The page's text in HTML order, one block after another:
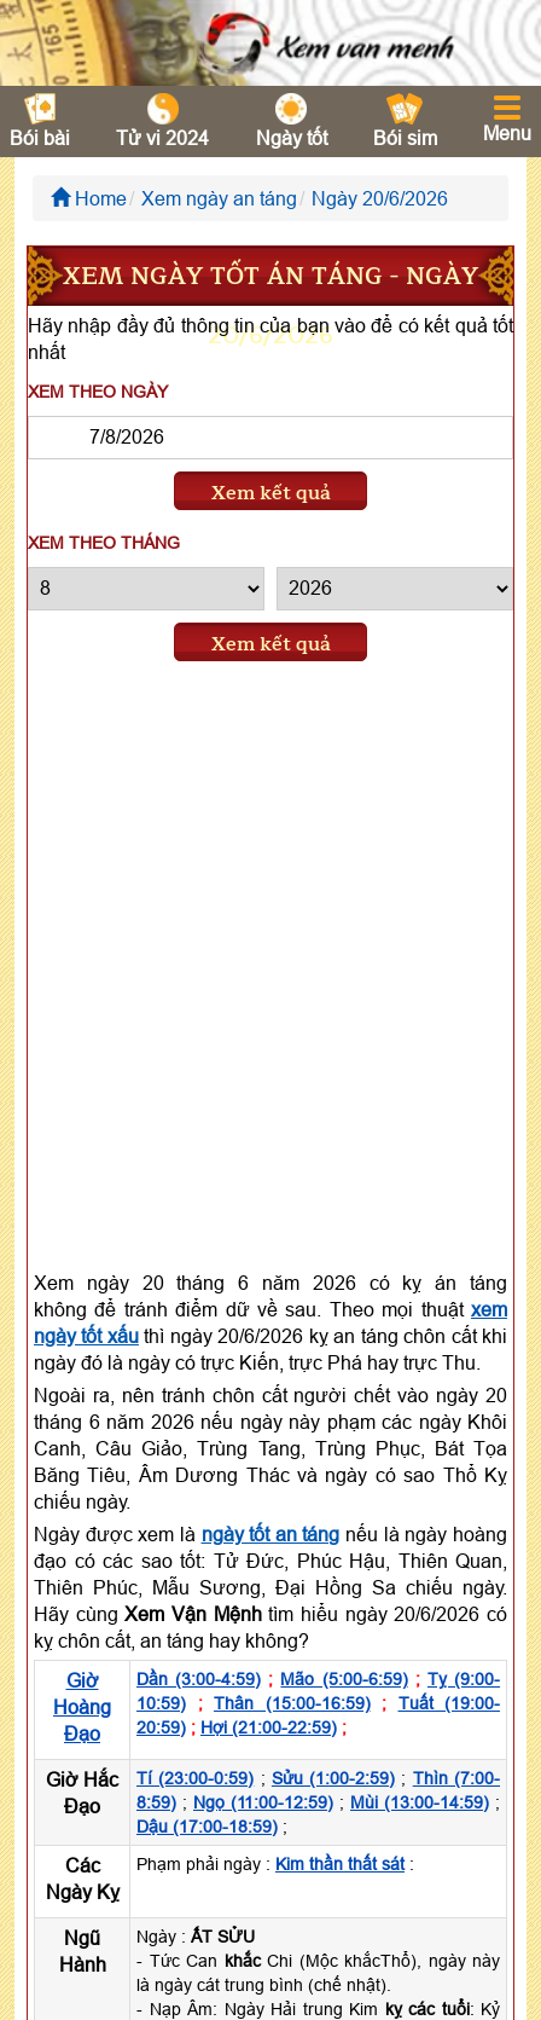
Bói bài Tử vi 2024 Ngày tốt Bói sim Menu
Home Xem ngày an táng Ngày 20/6/2026
XEM NGÀY TỐT ÁN TÁNG - NGÀY
20/6/2026
Hãy nhập đầy đủ thông tin của bạn vào để có kết quả tốt
nhất
XEM THEO NGÀY
Xem kết quả
XEM THEO THÁNG
Xem kết quả
Xem ngày 20 tháng 6 năm 2026 có kỵ án táng
không để tránh điểm dữ về sau. Theo mọi thuật xem
ngày tốt xấuthì ngày 20/6/2026 kỵ an táng chôn cất khi
ngày đó là ngày có trực Kiến, trực Phá hay trực Thu.
Ngoài ra, nên tránh chôn cất người chết vào ngày 20
tháng 6 năm 2026 nếu ngày này phạm các ngày Khôi
Canh, Câu Giảo, Trùng Tang, Trùng Phục, Bát Tọa
Băng Tiêu, Âm Dương Thác và ngày có sao Thổ Kỵ
chiếu ngày.
Ngày được xem là ngày tốt an táng nếu là ngày hoàng
đạo có các sao tốt: Tử Đức, Phúc Hậu, Thiên Quan,
Thiên Phúc, Mẫu Sương, Đại Hồng Sa chiếu ngày.
Hãy cùngXem Vận Mệnhtìm hiểu ngày 20/6/2026 có
kỵ chôn cất, an táng hay không?
Giờ
Hoàng
Đạo
Dần (3:00-4:59) ; Mão (5:00-6:59); Tỵ (9:00-
10:59) ; Thân (15:00-16:59); Tuất (19:00-
20:59) ; Hợi (21:00-22:59) ;
Giờ Hắc
Đạo
Tí (23:00-0:59) ; Sửu (1:00-2:59) ; Thìn (7:00-
8:59) ; Ngọ (11:00-12:59) ; Mùi (13:00-14:59) ;
Dậu (17:00-18:59) ;
Các
Ngày Kỵ
Phạm phải ngày : Kim thần thất sát:
Ngũ
Hành
Ngày : ẤT SỬU
- Tức Can khắcChi (Mộc khắcThổ), ngày này
là ngày cát trung bình (chế nhật).
- Nạp Âm: Ngày Hải trung Kim kỵ các tuổi: Kỷ